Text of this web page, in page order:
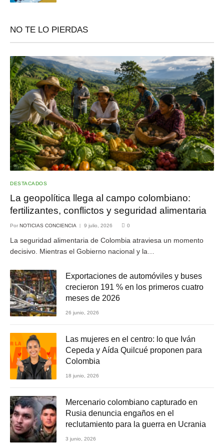
NO TE LO PIERDAS
DESTACADOS
La geopolítica llega al campo colombiano:
fertilizantes, conflictos y seguridad alimentaria
Por NOTICIAS CONCIENCIA 9 julio, 2026 0
La seguridad alimentaria de Colombia atraviesa un momento
decisivo. Mientras el Gobierno nacional y la…
Exportaciones de automóviles y buses
crecieron 191 % en los primeros cuatro
meses de 2026
26 junio, 2026
Las mujeres en el centro: lo que Iván
Cepeda y Aída Quilcué proponen para
Colombia
18 junio, 2026
Mercenario colombiano capturado en
Rusia denuncia engaños en el
reclutamiento para la guerra en Ucrania
3 junio, 2026